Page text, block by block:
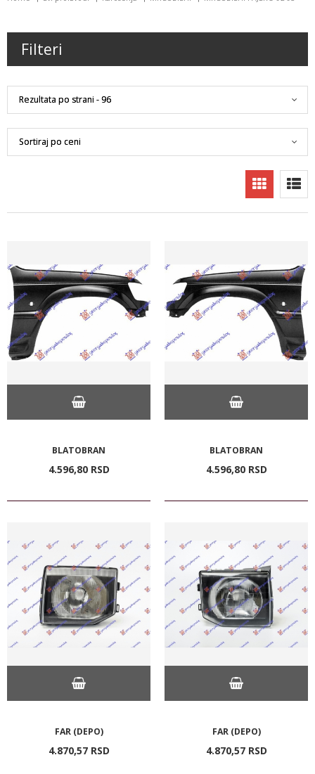
Filteri
BLATOBRAN
4.596,80 RSD
BLATOBRAN
4.596,80 RSD
FAR (DEPO)
4.870,57 RSD
FAR (DEPO)
4.870,57 RSD